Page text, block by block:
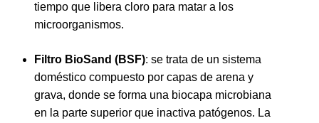
tiempo que libera cloro para matar a los
microorganismos.
Filtro BioSand (BSF): se trata de un sistema
doméstico compuesto por capas de arena y
grava, donde se forma una biocapa microbiana
en la parte superior que inactiva patógenos. La